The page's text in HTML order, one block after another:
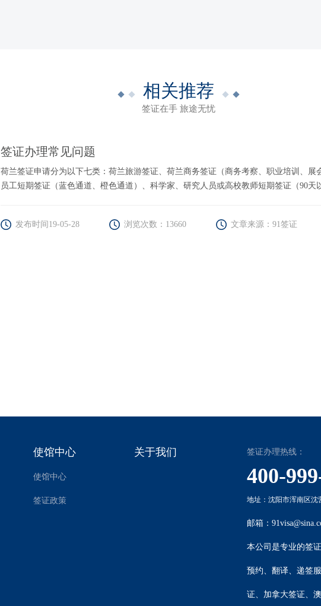
相关推荐
签证在手 旅途无忧
签证办理常见问题
荷兰签证申请分为以下七类：荷兰旅游签证、荷兰商务签证（商务考察、职业培训、
员工短期签证（蓝色通道、橙色通道）、科学家、研究人员或高校教师短期签证（90天
发布时间19-05-28 浏览次数：13660 文章来源：91签证
使馆中心
使馆中心
签证政策
关于我们 签证办理热线：
400-
地址：沈阳市浑南区沈
邮箱：
本公司是专业的签
预约、翻译、递签
证 加拿大签证